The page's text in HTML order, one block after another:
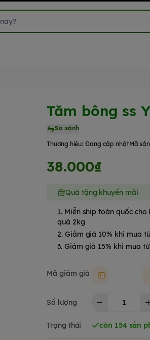
Tăm bông ss
So sánh
Thương hiệu: Đang cập nhậtMã
38.000₫
Quà tặng khuyến mãi
1. Miễn ship toàn quốc
quá 2kg
2. Giảm giá 10% khi mua
3. Giảm giá 15% khi mua
Mã giảm giá Moki50k
Số lượng
Trạng thái còn 154 sản